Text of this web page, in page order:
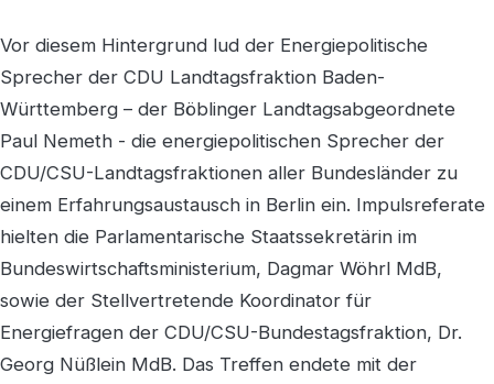
Vor diesem Hintergrund lud der Energiepolitische
Sprecher der CDU Landtagsfraktion Baden-
Württemberg – der Böblinger Landtagsabgeordnete
Paul Nemeth - die energiepolitischen Sprecher der
CDU/CSU-Landtagsfraktionen aller Bundesländer zu
einem Erfahrungsaustausch in Berlin ein. Impulsreferate
hielten die Parlamentarische Staatssekretärin im
Bundeswirtschaftsministerium, Dagmar Wöhrl MdB,
sowie der Stellvertretende Koordinator für
Energiefragen der CDU/CSU-Bundestagsfraktion, Dr.
Georg Nüßlein MdB. Das Treffen endete mit der